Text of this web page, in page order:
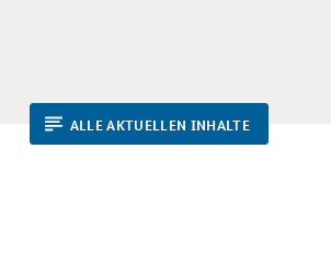
ALLE AKTUELLEN INHALTE